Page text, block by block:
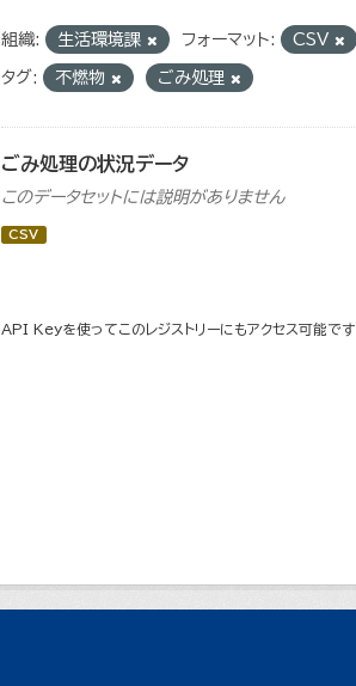
組織: 生活環境課 フォーマット: CSV
タグ: 不燃物 ごみ処理
ごみ処理の状況データ
このデータセットには説明がありません
CSV
API Keyを使ってこのレジストリーにもアクセス可能です